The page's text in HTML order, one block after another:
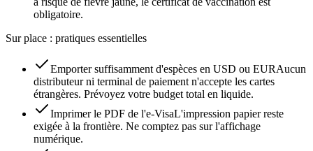
obligatoire.
Sur place : pratiques essentielles
Emporter suffisamment d'espèces en USD ou EURAucun
distributeur ni terminal de paiement n'accepte les cartes
étrangères. Prévoyez votre budget total en liquide.
Imprimer le PDF de l'e-VisaL'impression papier reste
exigée à la frontière. Ne comptez pas sur l'affichage
numérique.